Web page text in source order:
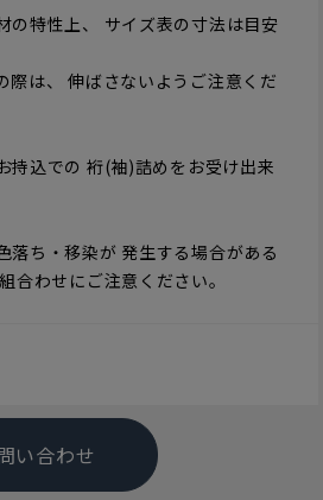
の特性上、 サイズ表の寸法は目安
際は、 伸ばさないようご注意くだ
持込での 裄(袖)詰めをお受け出来
ち・移染が 発生する場合がある
合わせにご注意ください。
い合わせ